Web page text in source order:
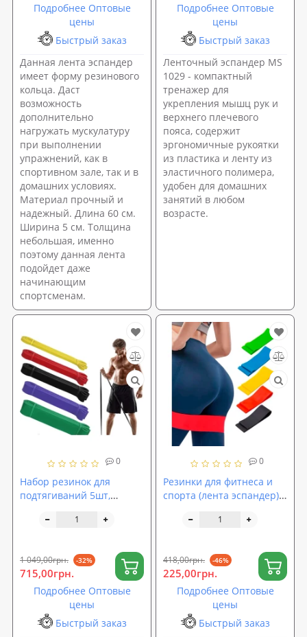
Подробнее Оптовые
цены
Быстрый заказ
Данная лента эспандер
имеет форму резинового
кольца. Даст
возможность
дополнительно
нагружать мускулатуру
при выполнении
упражнений, как в
спортивном зале, так и в
домашних условиях.
Материал прочный и
надежный. Длина 60 см.
Ширина 5 см. Толщина
небольшая, именно
поэтому данная лента
подойдет даже
начинающим
спортсменам.
Подробнее Оптовые
цены
Быстрый заказ
Ленточный эспандер MS
1029 - компактный
тренажер для
укрепления мышц рук и
верхнего плечевого
пояса, содержит
эргономичные рукоятки
из пластика и ленту из
эластичного полимера,
удобен для домашних
занятий в любом
возрасте.
0
Набор резинок для
подтягиваний 5шт,
эспандеры (резина) для
1 049,00грн. -32%
715,00грн.
Подробнее Оптовые
цены
Быстрый заказ
0
Резинки для фитнеса и
спорта (лента эспандер)
ног/рук/ягодиц набор 5шт
418,00грн. -46%
225,00грн.
Подробнее Оптовые
цены
Быстрый заказ